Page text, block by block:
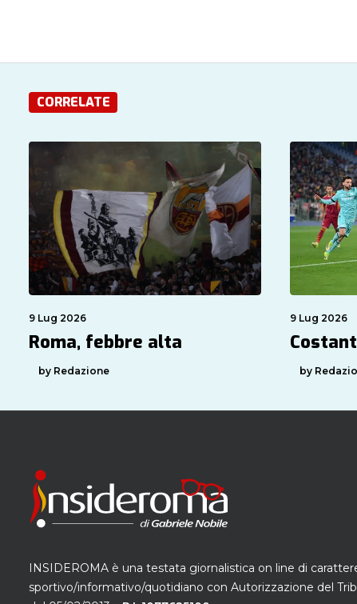
CORRELATE
9 Lug 2026
Roma, febbre alta
by Redazione
9 Lug 2026
by
INSIDEROMA è una testata giornalistica on line di
sportivo/informativo/quotidiano con Autorizzazione del